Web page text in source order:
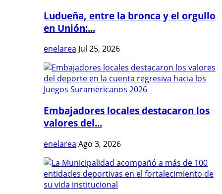
Ludueña, entre la bronca y el orgullo
en Unión:...
enelarea Jul 25, 2026
Embajadores locales destacaron los
valores del...
enelarea Ago 3, 2026